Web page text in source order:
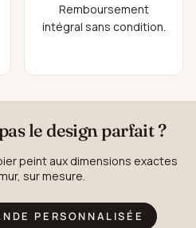
Remboursement
intégral sans condition.
le design parfait ?
peint aux dimensions exactes
sur mesure.
PERSONNALISÉE